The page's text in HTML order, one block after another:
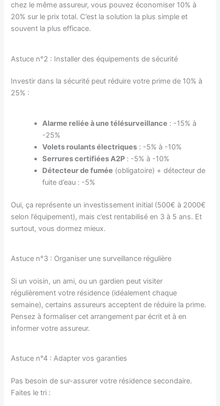
chez le même assureur, vous pouvez économiser 10% à
20% sur le prix total. C’est la solution la plus simple et
souvent la plus efficace.
Astuce n°2 : Installer des équipements de sécurité
Investir dans la sécurité peut réduire votre prime de 10% à
25% :
Alarme reliée à une télésurveillance : -15% à
-25%
Volets roulants électriques : -5% à -10%
Serrures certifiées A2P : -5% à -10%
Détecteur de fumée (obligatoire) + détecteur de
fuite d’eau : -5%
Oui, ça représente un investissement initial (500€ à 2000€
selon l’équipement), mais c’est rentabilisé en 3 à 5 ans. Et
surtout, vous dormez mieux.
Astuce n°3 : Organiser une surveillance régulière
Si un voisin, un ami, ou un gardien peut visiter
régulièrement votre résidence (idéalement chaque
semaine), certains assureurs acceptent de réduire la prime.
Pensez à formaliser cet arrangement par écrit et à en
informer votre assureur.
Astuce n°4 : Adapter vos garanties
Pas besoin de sur-assurer votre résidence secondaire.
Faites le tri :